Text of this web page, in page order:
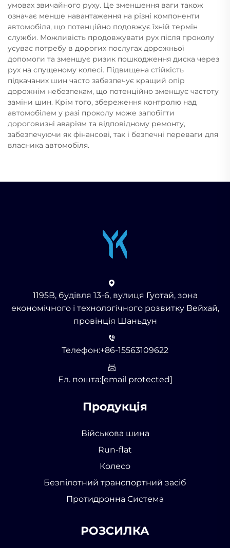
умовах звичайного руху. Це зменшення ваги також
означає менше навантаження на різні компоненти
автомобіля, що потенційно подовжує їхній термін
служби. Можливість продовжувати рух після проколу
усуває потребу в дорогих послугах дорожньої
допомоги та зменшує ризик пошкодження диска через
рух на спущеному колесі. Підвищена стійкість
підкачаних шин часто забезпечує кращий опір
дорожнім небезпекам, що потенційно зменшує частоту
заміни шин. Крім того, збереження контролю над
автомобілем у разі проколу може запобігти
дороговизні аваріям та відповідному ремонту,
забезпечуючи як фінансові, так і безпечні переваги для
власника автомобіля.
1195B, будівля 13-6, вулиця Гуотай, зона
економічного і технологічного розвитку Вейхай,
провінція Шаньдун
Телефон:+86-15563109622
Ел. пошта:[email protected]
Продукція
Військова шина
Run-flat
Колесо
Безпілотний транспортний засіб
Протидронна Система
РОЗСИЛКА